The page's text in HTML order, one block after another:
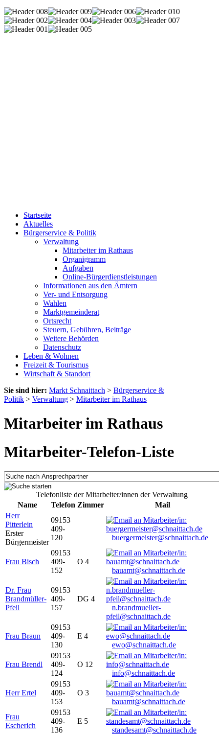
Startseite
Aktuelles
Bürgerservice & Politik
Verwaltung
Mitarbeiter im Rathaus
Organigramm
Aufgaben
Online-Bürgerdienstleistungen
Informationen aus den Ämtern
Ver- und Entsorgung
Wahlen
Marktgemeinderat
Ortsrecht
Steuern, Gebühren, Beiträge
Weitere Behörden
Datenschutz
Leben & Wohnen
Freizeit & Tourismus
Wirtschaft & Standort
Sie sind hier: Markt Schnaittach > Bürgerservice &
Politik > Verwaltung > Mitarbeiter im Rathaus
Mitarbeiter im Rathaus
Mitarbeiter-Telefon-Liste
Telefonliste der Mitarbeiter/innen der Verwaltung
Name
Telefon Zimmer
Mail
Herr
Pitterlein
Erster
Bürgermeister
09153
409-
120
buergermeister@schnaittach.de
Frau Bisch
09153
409-
152
O 4
bauamt@schnaittach.de
Dr. Frau
Brandmüller-
Pfeil
09153
409-
157
DG 4
n.brandmueller-
pfeil@schnaittach.de
Frau Braun
09153
409-
130
E 4
ewo@schnaittach.de
Frau Brendl
09153
409-
124
O 12
info@schnaittach.de
Herr Ertel
09153
409-
153
O 3
bauamt@schnaittach.de
Frau
Escherich
09153
409-
136
E 5
standesamt@schnaittach.de